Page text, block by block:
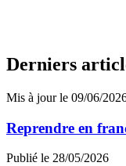
Derniers
Mis à jour le 09/06/
Reprendre en
Publié le 28/05/2026